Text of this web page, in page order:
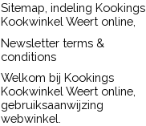
Sitemap, indeling Kookings
Kookwinkel Weert online,
Newsletter terms &
conditions
Welkom bij Kookings
Kookwinkel Weert online,
gebruiksaanwijzing
webwinkel.